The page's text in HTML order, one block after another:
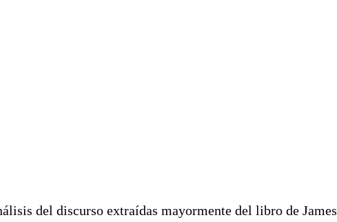
del discurso extraídas mayormente del libro de James